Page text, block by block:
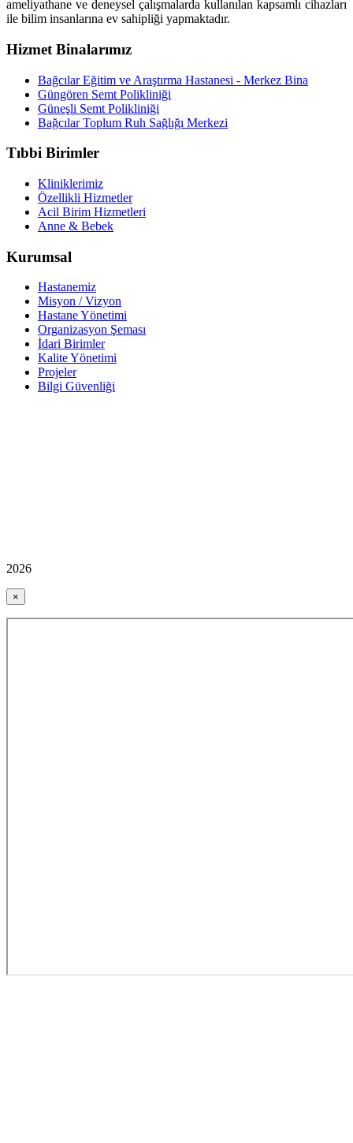
ameliyathane ve deneysel çalışmalarda kullanılan kapsamlı cihazları
ile bilim insanlarına ev sahipliği yapmaktadır.
Hizmet Binalarımız
Bağcılar Eğitim ve Araştırma Hastanesi - Merkez Bina
Güngören Semt Polikliniği
Güneşli Semt Polikliniği
Bağcılar Toplum Ruh Sağlığı Merkezi
Tıbbi Birimler
Kliniklerimiz
Özellikli Hizmetler
Acil Birim Hizmetleri
Anne & Bebek
Kurumsal
Hastanemiz
Misyon / Vizyon
Hastane Yönetimi
Organizasyon Şeması
İdari Birimler
Kalite Yönetimi
Projeler
Bilgi Güvenliği
2026
×